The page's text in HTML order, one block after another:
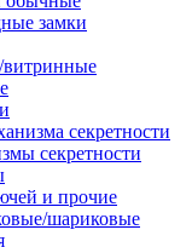
замки
витринные
секретности
секретности
и прочие
шариковые